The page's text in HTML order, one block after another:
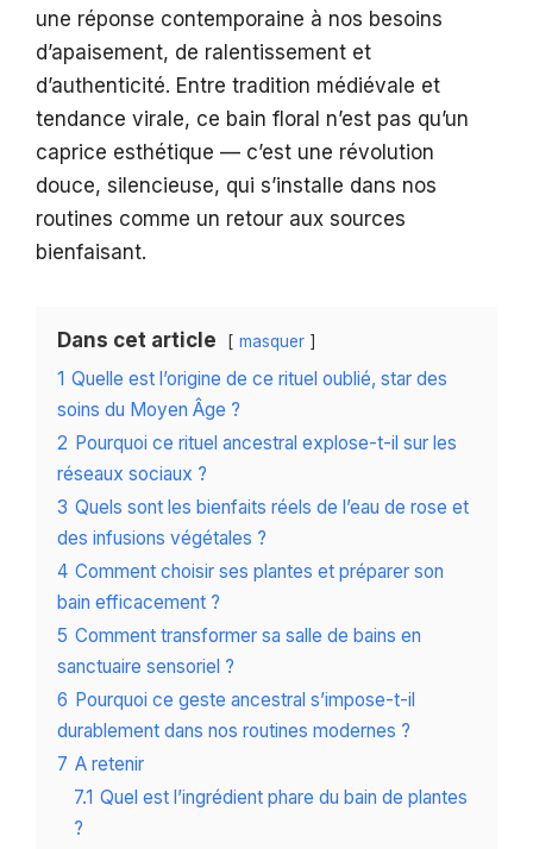
une réponse contemporaine à nos besoins
d’apaisement, de ralentissement et
d’authenticité. Entre tradition médiévale et
tendance virale, ce bain floral n’est pas qu’un
caprice esthétique — c’est une révolution
douce, silencieuse, qui s’installe dans nos
routines comme un retour aux sources
bienfaisant.
Dans cet article masquer
1 Quelle est l’origine de ce rituel oublié, star des
soins du Moyen Âge ?
2 Pourquoi ce rituel ancestral explose-t-il sur les
réseaux sociaux ?
3 Quels sont les bienfaits réels de l’eau de rose et
des infusions végétales ?
4 Comment choisir ses plantes et préparer son
bain efficacement ?
5 Comment transformer sa salle de bains en
sanctuaire sensoriel ?
6 Pourquoi ce geste ancestral s’impose-t-il
durablement dans nos routines modernes ?
7 A retenir
7.1 Quel est l’ingrédient phare du bain de plantes
?